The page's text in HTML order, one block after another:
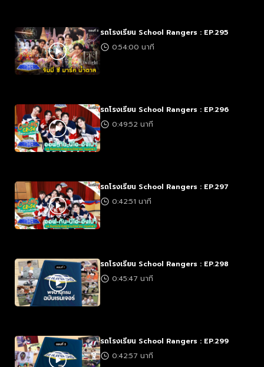
รถโรงเรียน School Rangers : EP.295
0:54:00 นาที
รถโรงเรียน School Rangers : EP.296
0:49:52 นาที
รถโรงเรียน School Rangers : EP.297
0:42:51 นาที
รถโรงเรียน School Rangers : EP.298
0:45:47 นาที
รถโรงเรียน School Rangers : EP.299
0:42:57 นาที